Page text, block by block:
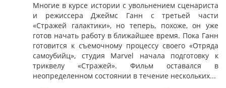
Многие в курсе истории с увольнением сценариста
и режиссера Джеймс Ганн с третьей части
«Стражей галактики», но теперь, похоже, он уже
готов начать работу в ближайшее время. Пока Ганн
готовится к съемочному процессу своего «Отряда
самоубийц», студия Marvel начала подготовку к
триквелу «Стражей». Фильм оставался в
неопределенном состоянии в течение нескольких...